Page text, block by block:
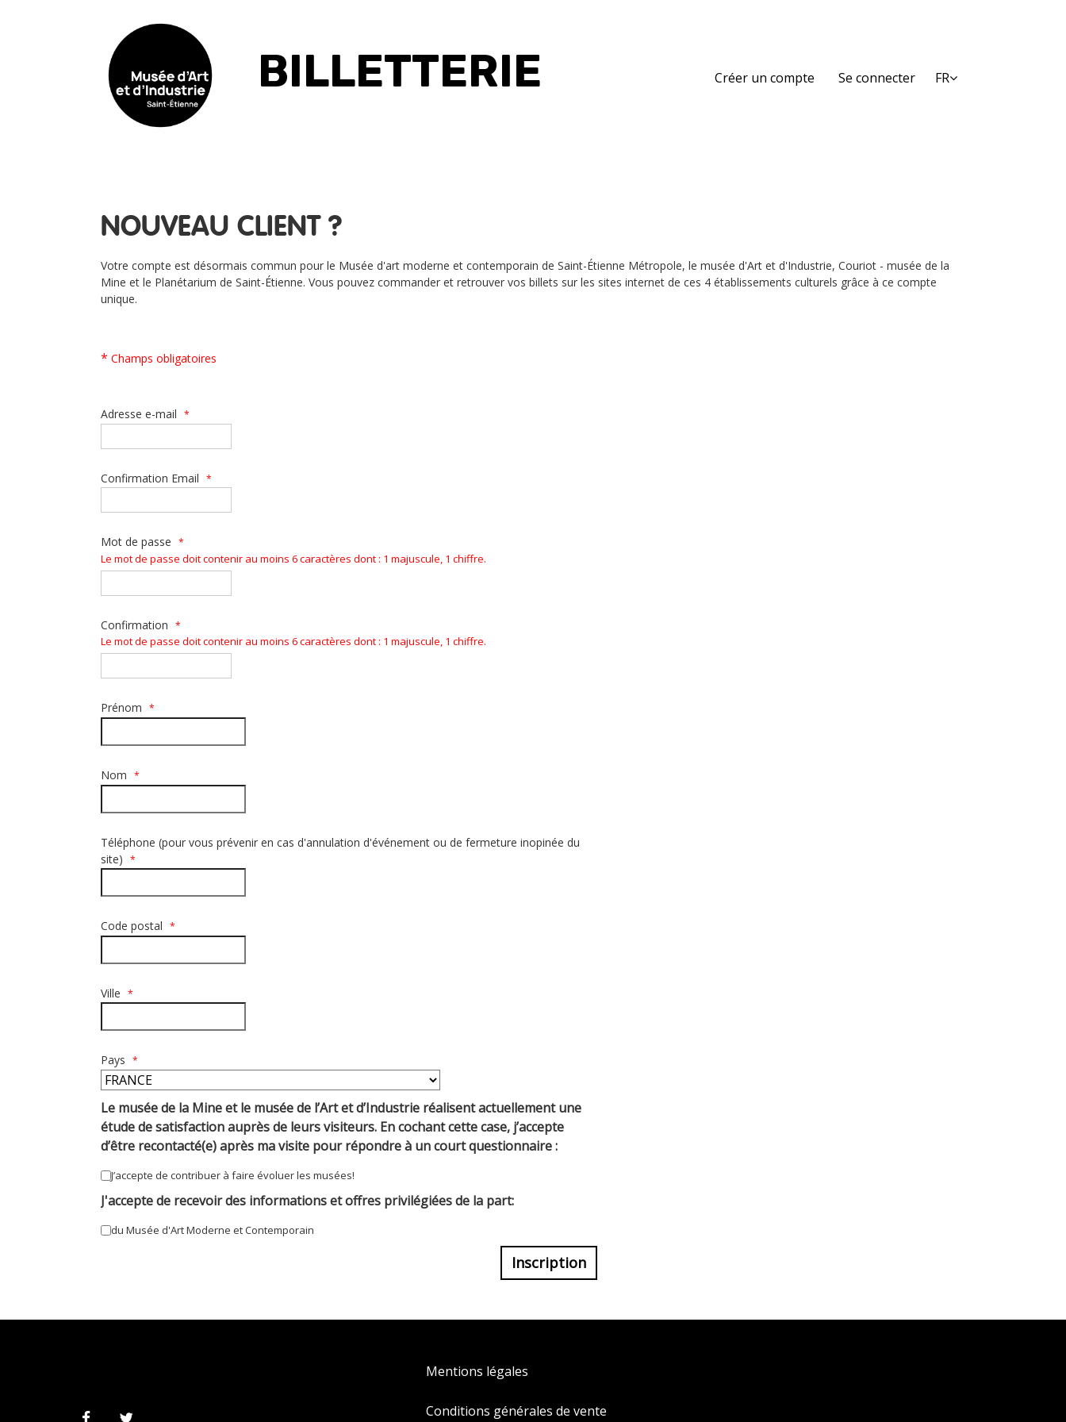
BILLETTERIE Créer un compte Se connecter FR
NOUVEAU CLIENT ?
Votre compte est désormais commun pour le Musée d'art moderne et contemporain de Saint-Étienne Métropole, le musée d'Art et d'Industrie, Couriot - musée de la
Mine et le Planétarium de Saint-Étienne. Vous pouvez commander et retrouver vos billets sur les sites internet de ces 4 établissements culturels grâce à ce compte
unique.
* Champs obligatoires
Adresse e-mail *
Confirmation Email *
Mot de passe *
Le mot de passe doit contenir au moins 6 caractères dont : 1 majuscule, 1 chiffre.
Confirmation *
Le mot de passe doit contenir au moins 6 caractères dont : 1 majuscule, 1 chiffre.
Prénom *
Nom *
Téléphone (pour vous prévenir en cas d'annulation d'événement ou de fermeture inopinée du
site) *
Code postal *
Ville *
Pays *
Le musée de la Mine et le musée de l’Art et d’Industrie réalisent actuellement une
étude de satisfaction auprès de leurs visiteurs. En cochant cette case, j’accepte
d’être recontacté(e) après ma visite pour répondre à un court questionnaire :
J’accepte de contribuer à faire évoluer les musées!
J'accepte de recevoir des informations et offres privilégiées de la part:
du Musée d'Art Moderne et Contemporain
Inscription
Facebook
Mentions légales
Conditions générales de vente